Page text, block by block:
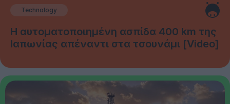
Technology
Η αυτοματοποιημένη ασπίδα 400 km της
Ιαπωνίας απέναντι στα τσουνάμι [Video]